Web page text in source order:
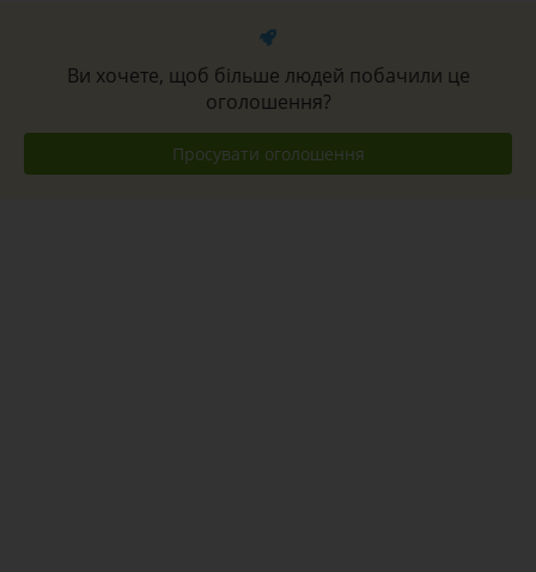
Ви хочете, щоб більше людей побачили це
оголошення?
Просувати оголошення